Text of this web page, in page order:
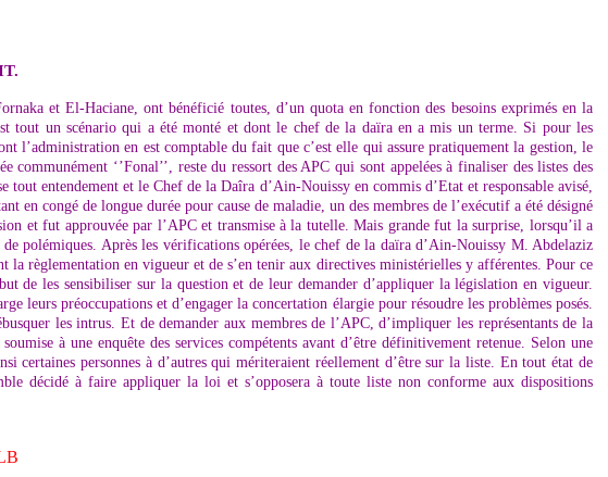
et El-Haciane, ont bénéficié toutes, d’un quota en fonction des besoins exprimés en la
tout un scénario qui a été monté et dont le chef de la daïra en a mis un terme. Si pour les
l’administration en est comptable du fait que c’est elle qui assure pratiquement la gestion, le
‘’Fonal’’, reste du ressort des APC qui sont appelées à finaliser des listes des
entendement et le Chef de la Daîra d’Ain-Nouissy en commis d’Etat et responsable avisé,
en congé de longue durée pour cause de maladie, un des membres de l’exécutif a été désigné
et fut approuvée par l’APC et transmise à la tutelle. Mais grande fut la surprise, lorsqu’il a
polémiques. Après les vérifications opérées, le chef de la daïra d’Ain-Nouissy M. Abdelaziz
règlementation en vigueur et de s’en tenir aux directives ministérielles y afférentes. Pour ce
de les sensibiliser sur la question et de leur demander d’appliquer la législation en vigueur.
leurs préoccupations et d’engager la concertation élargie pour résoudre les problèmes posés.
les intrus. Et de demander aux membres de l’APC, d’impliquer les représentants de la
à une enquête des services compétents avant d’être définitivement retenue. Selon une
personnes à d’autres qui mériteraient réellement d’être sur la liste. En tout état de
décidé à faire appliquer la loi et s’opposera à toute liste non conforme aux dispositions